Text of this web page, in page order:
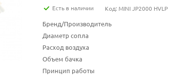
Есть в наличии Код: MINI JP2000 HVLP
Бренд/Производитель
Диаметр сопла
Расход воздуха
Объем бачка
Принцип работы